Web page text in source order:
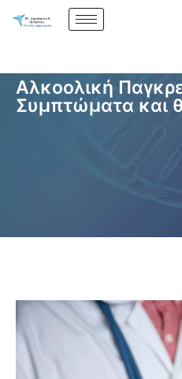
Αλκοολική
Συμπτώματα και